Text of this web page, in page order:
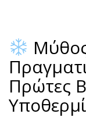
Πρώτες